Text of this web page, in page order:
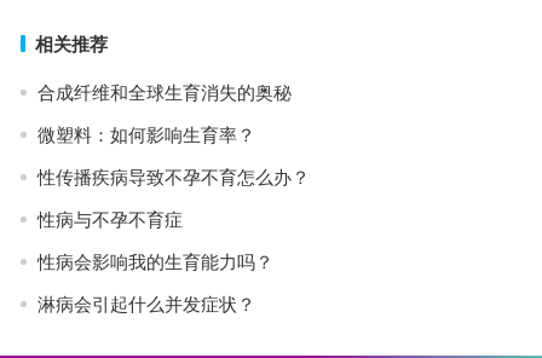
相关推荐
合成纤维和全球生育消失的奥秘
微塑料：如何影响生育率？
性传播疾病导致不孕不育怎么办？
性病与不孕不育症
性病会影响我的生育能力吗？
淋病会引起什么并发症状？